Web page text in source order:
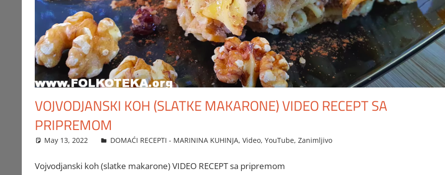
VOJVODJANSKI KOH (SLATKE MAKARONE) VIDEO RECEPT SA
PRIPREMOM
May 13, 2022 FTorgAdmin
DOMAĆI RECEPTI - MARININA KUHINJA, Video, YouTube, Zanimljivo
Vojvodjanski koh (slatke makarone) VIDEO RECEPT sa pripremom